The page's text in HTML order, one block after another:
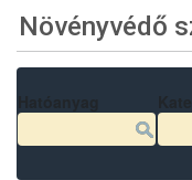
Növényvédő